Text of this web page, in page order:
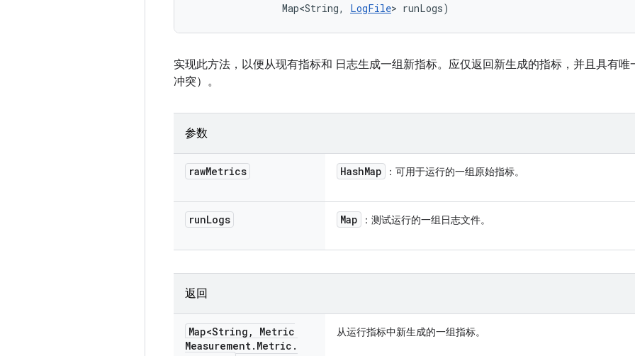
                Map<String,
LogFile> runLogs)
实现此方法，以便从现有指标和 日志生成一组新指标。应仅返回新生成的指标，并且具有
冲突）。
参数
rawMetrics HashMap ：可用于运行的一组原始指标。
runLogs Map ：测试运行的一组日志文件。
返回
Map<String ,
Metric
Measurement. Metric .
从运行指标中新生成的一组指标。